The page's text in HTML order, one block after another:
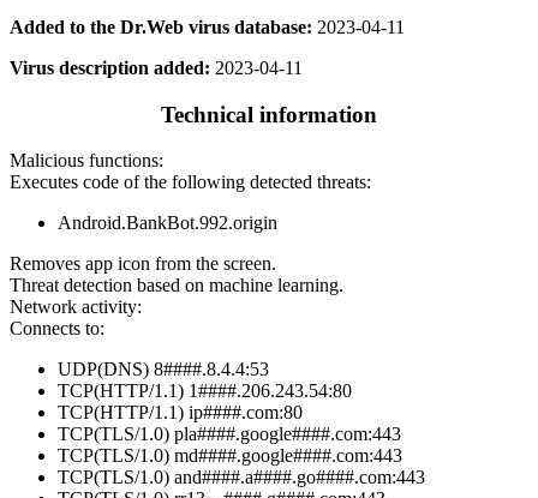
Added to the Dr.Web virus database: 2023-04-11
Virus description added: 2023-04-11
Technical information
Malicious functions:
Executes code of the following detected threats:
Android.BankBot.992.origin
Removes app icon from the screen.
Threat detection based on machine learning.
Network activity:
Connects to:
UDP(DNS) 8####.8.4.4:53
TCP(HTTP/1.1) 1####.206.243.54:80
TCP(HTTP/1.1) ip####.com:80
TCP(TLS/1.0) pla####.google####.com:443
TCP(TLS/1.0) md####.google####.com:443
TCP(TLS/1.0) and####.a####.go####.com:443